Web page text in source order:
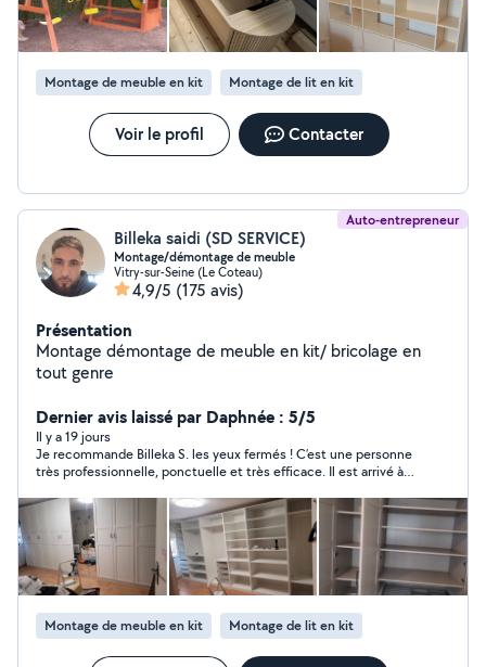
Montage de meuble en kit Montage de lit en kit
Voir le profil Contacter
Auto-entrepreneur
Billeka saidi (SD SERVICE)
Montage/démontage de meuble
Vitry-sur-Seine (Le Coteau)
4,9/5 (175 avis)
Présentation
Montage démontage de meuble en kit/ bricolage en
tout genre
Dernier avis laissé par Daphnée : 5/5
Il y a 19 jours
Je recommande Billeka S. les yeux fermés ! C’est une personne
très professionnelle, ponctuelle et très efficace. Il est arrivé à
deux heures. Le travail a été réalisé avec soin et dans une
excellente ambiance. Montage, démontage de lit, coffre,
montage d’un bureau d’une chaise de bureau et d’un canapé
Clic clac. En plus d’être compétent, Billeka S. est très gentil,
respectueux et à l’écoute. C’est vraiment quelqu’un de
confiance. Un grand merci pour votre aide, je n’hésiterai pas à
refaire appel à vous et je vous recommande sans hésitation !
Montage de meuble en kit
Montage de lit en kit